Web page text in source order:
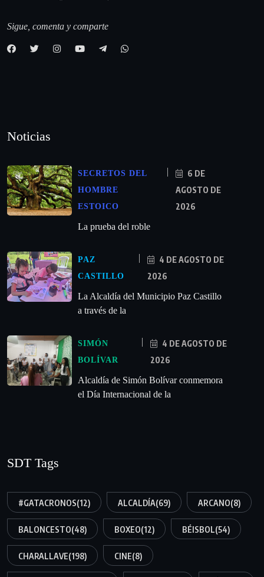
Sigue, comenta y comparte
Noticias
SECRETOS DEL
HOMBRE
ESTOICO
6 DE
AGOSTO DE
2026
La prueba del roble
PAZ
CASTILLO
4 DE AGOSTO DE
2026
La Alcaldía del Municipio Paz Castillo
a través de la
SIMÓN
BOLÍVAR
4 DE AGOSTO DE
2026
Alcaldía de Simón Bolívar conmemora
el Día Internacional de la
SDT Tags
#GATACRONOS(12) ALCALDÍA(69) ARCANO(8)
BALONCESTO(48) BOXEO(12) BÉISBOL(54)
CHARALLAVE(198) CINE(8)